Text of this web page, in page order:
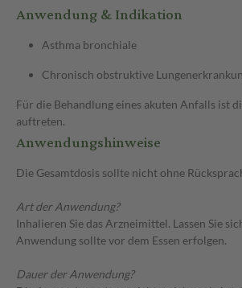
Anwendung & Indikation
Asthma bronchiale
Chronisch obstruktive
Für die Behandlung eines akuten Anfalls ist
auftreten.
Anwendungshinweise
Die Gesamtdosis sollte nicht ohne
Art der Anwendung?
Inhalieren Sie das Arzneimittel. Lassen Sie
Anwendung sollte vor dem Essen erfolgen.
Dauer der Anwendung?